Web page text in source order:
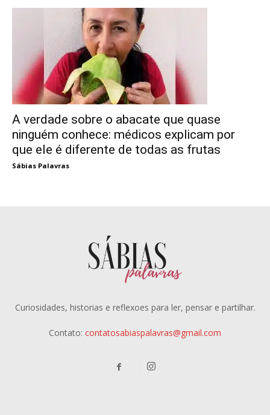
A verdade sobre o abacate que quase
ninguém conhece: médicos explicam por
que ele é diferente de todas as frutas
Sábias Palavras
Curiosidades, historias e reflexoes para ler, pensar e partilhar.
Contato: contatosabiaspalavras@gmail.com